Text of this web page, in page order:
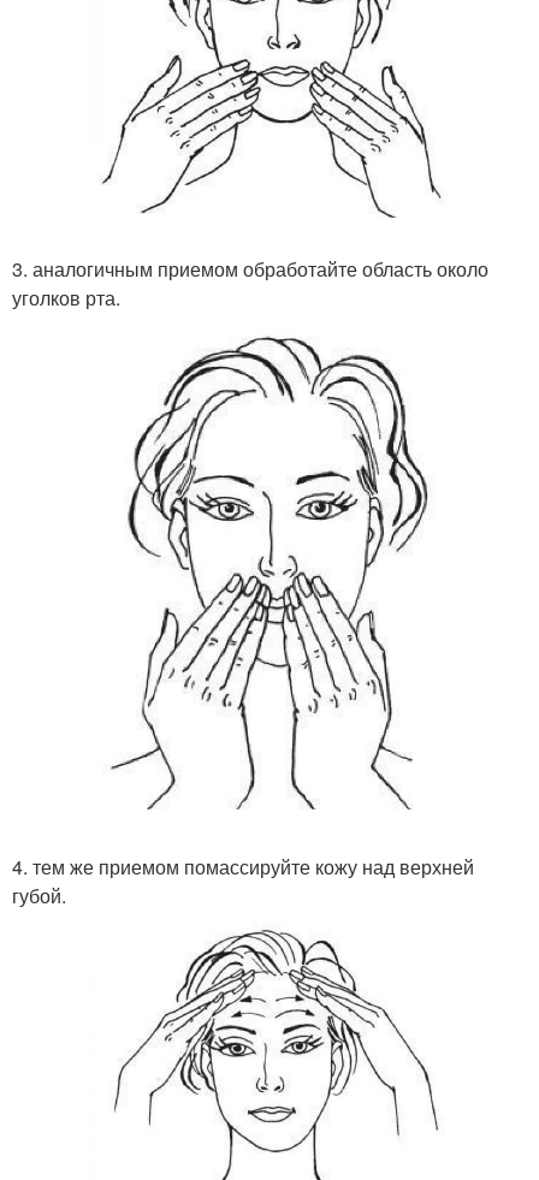
3. аналогичным приемом обработайте область около
уголков рта.
4. тем же приемом помассируйте кожу над верхней
губой.